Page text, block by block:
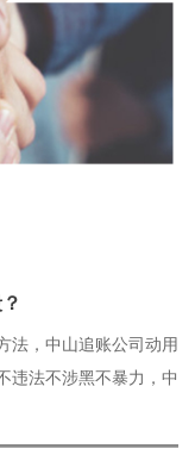
法，中山追账公司动用
违法不涉黑不暴力，中